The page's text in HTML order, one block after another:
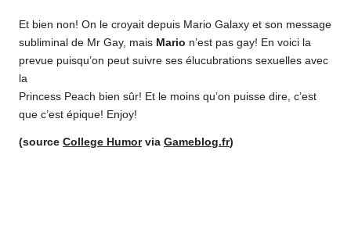
m
Et bien non! On le croyait depuis Mario Galaxy et son message
subliminal de Mr Gay, mais Mario n’est pas gay! En voici la
prevue puisqu’on peut suivre ses élucubrations sexuelles avec
la
Princess Peach bien sûr! Et le moins qu’on puisse dire, c’est
que c’est épique! Enjoy!
(source College Humorvia Gameblog.fr)